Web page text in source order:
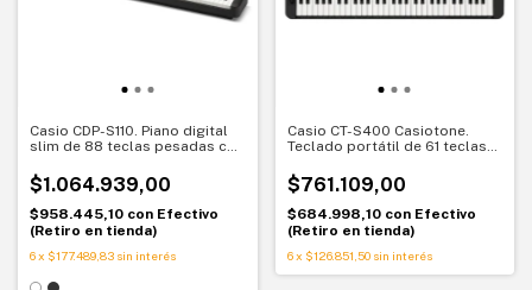
Casio CDP-S110. Piano digital
slim de 88 teclas pesadas con
$1.064.939,00
$958.445,10 con Efectivo
(Retiro en tienda)
6x $177.489,83 sin interés
Casio CT-S400 Casiotone.
Teclado portátil de 61 teclas
$761.109,00
$684.998,10 con Efectivo
(Retiro en tienda)
6 x $126.851,50 sin interés